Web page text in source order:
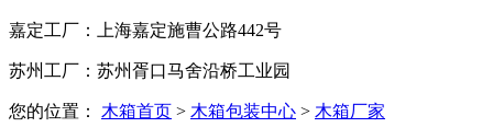
嘉定工厂：上海嘉定施曹公路442号
苏州工厂：苏州胥口马舍沿桥工业园
您的位置： 木箱首页 > 木箱包装中心 > 木箱厂家